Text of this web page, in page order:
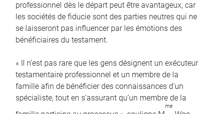
professionnel dès le départ peut être avantageux, car
les sociétés de fiducie sont des parties neutres qui ne
se laisseront pas influencer par les émotions des
bénéficiaires du testament.
« Il n’est pas rare que les gens désignent un exécuteur
testamentaire professionnel et un membre de la
famille afin de bénéficier des connaissances d’un
spécialiste, tout en s’assurant qu’un membre de la
me